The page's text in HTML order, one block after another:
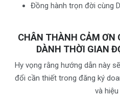
Đồng hành trọn đời cùng
CHÂN THÀNH CẢM ƠN
DÀNH THỜI GIAN
Hy vọng rằng hướng dẫn này
đổi cần thiết trong đăng ký
và hiệu